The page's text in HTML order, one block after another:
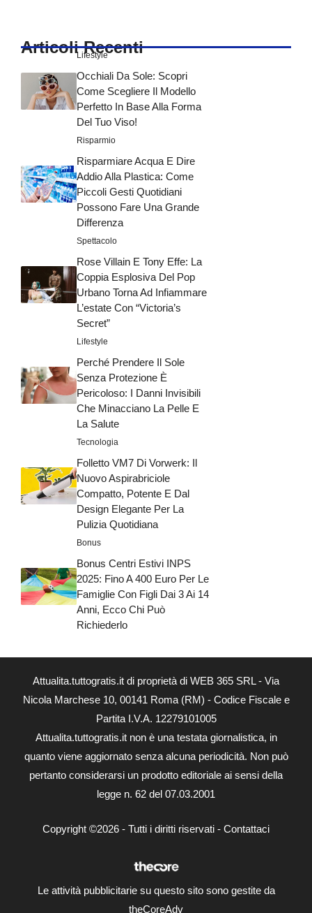
Articoli Recenti
Lifestyle
Occhiali Da Sole: Scopri
Come Scegliere Il Modello
Perfetto In Base Alla Forma
Del Tuo Viso!
Risparmio
Risparmiare Acqua E Dire
Addio Alla Plastica: Come
Piccoli Gesti Quotidiani
Possono Fare Una Grande
Differenza
Spettacolo
Rose Villain E Tony Effe: La
Coppia Esplosiva Del Pop
Urbano Torna Ad Infiammare
L’estate Con “Victoria’s
Secret”
Lifestyle
Perché Prendere Il Sole
Senza Protezione È
Pericoloso: I Danni Invisibili
Che Minacciano La Pelle E
La Salute
Tecnologia
Folletto VM7 Di Vorwerk: Il
Nuovo Aspirabriciole
Compatto, Potente E Dal
Design Elegante Per La
Pulizia Quotidiana
Bonus
Bonus Centri Estivi INPS
2025: Fino A 400 Euro Per Le
Famiglie Con Figli Dai 3 Ai 14
Anni, Ecco Chi Può
Richiederlo
Attualita.tuttogratis.it di proprietà di WEB 365 SRL - Via
Nicola Marchese 10, 00141 Roma (RM) - Codice Fiscale e
Partita I.V.A. 12279101005
Attualita.tuttogratis.it non è una testata giornalistica, in
quanto viene aggiornato senza alcuna periodicità. Non può
pertanto considerarsi un prodotto editoriale ai sensi della
legge n. 62 del 07.03.2001
Copyright ©2026 - Tutti i diritti riservati - Contattaci
Le attività pubblicitarie su questo sito sono gestite da
theCoreAdv